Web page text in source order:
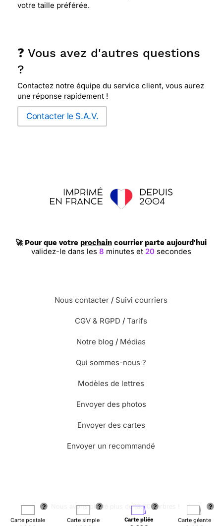
Carte postale Carte simple Carte pliée Carte géante
votre taille préférée.
❓ Vous avez d'autres questions
?
Contactez notre équipe du service client, vous aurez
une réponse rapidement !
Contacter le S.A.V.
🚀 Pour que votre prochain courrier parte aujourd'hui
validez-le dans les8 minutes et 19secondes
Nous contacter / Suivi courriers
CGV & RGPD / Tarifs
Notre blog / Médias
Qui sommes-nous ?
Modèles de lettres
Envoyer des photos
Envoyer des cartes
Envoyer un recommandé
🌳 Nous avons planté plus de 13.000 arbres !